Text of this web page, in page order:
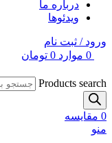
درباره ما
ویدئوها
ورود / ثبت نام
0 موارد 0 تومان
Products search
0 مقایسه
منو